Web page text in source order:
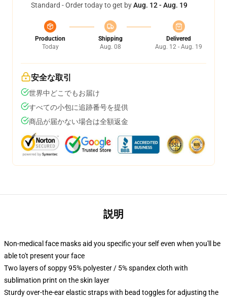
Standard - Order today to get byAug. 12 - Aug. 19
Production
Today
Shipping
Aug. 08
Delivered
Aug. 12 - Aug. 19
安全な取引
世界中どこでもお届け
すべての小包に追跡番号を提供
商品が届かない場合は全額返金
説明
Non-medical face masks aid you specific your self even when you'll be
able to't present your face
Two layers of soppy 95% polyester / 5% spandex cloth with
sublimation print on the skin layer
Sturdy over-the-ear elastic straps with bead toggles for adjusting the